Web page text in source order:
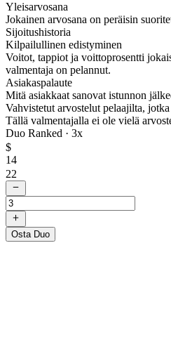
Yleisarvosana
Jokainen arvosana on peräisin
Sijoitushistoria
Kilpailullinen edistyminen
Voitot, tappiot ja voittoprosentti
valmentaja on pelannut.
Asiakaspalaute
Mitä asiakkaat sanovat istunnon
Vahvistetut arvostelut pelaajilta,
Tällä valmentajalla ei ole vielä
Duo Ranked · 3x
$
14
22
Osta Duo